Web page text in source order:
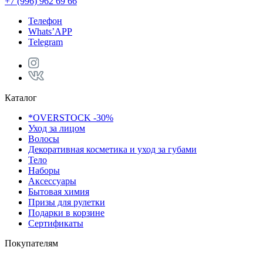
Телефон
Whats’APP
Telegram
Каталог
*OVERSTOCK -30%
Уход за лицом
Волосы
Декоративная косметика и уход за губами
Тело
Наборы
Аксессуары
Бытовая химия
Призы для рулетки
Подарки в корзине
Сертификаты
Покупателям